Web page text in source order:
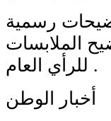
رسمية
الملابسات
للرأي العام .
أخبار الوطن